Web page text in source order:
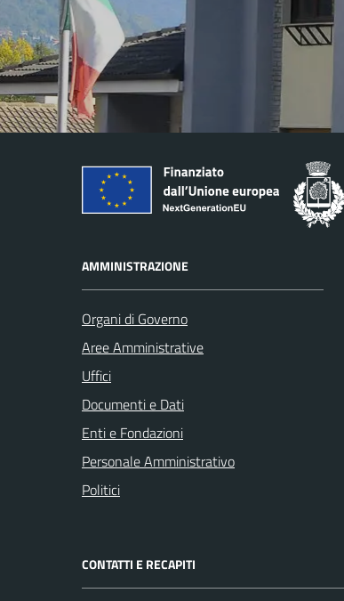
AMMINISTRAZIONE
Organi di Governo
Aree Amministrative
Uffici
Documenti e Dati
Enti e Fondazioni
Personale Amministrativo
Politici
CONTATTI E RECAPITI